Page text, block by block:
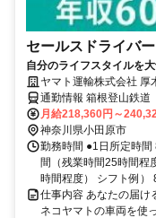
セールスドライバー
自分のライフスタイルを
は収入も休日も充実
ヤマト運輸株式会社 厚
通勤情報 箱根登山鉄道
月給218,360円～
神奈川県小田原市
勤務時間 ●1日所定時
間（残業時間25時間程
時間程度） シフト例）
仕事内容 あなたの届け
ネコヤマトの車両を使